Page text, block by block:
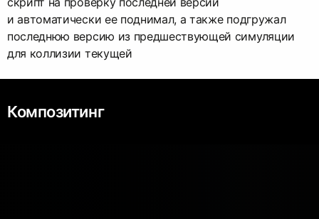
и автоматически ее поднимал, а также подгружал
последнюю версию из предшествующей симуляции
для коллизии текущей
Композитинг